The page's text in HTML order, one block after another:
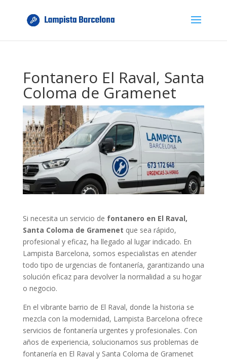
Fontanero El Raval, Santa
Coloma de Gramenet
Si necesita un servicio de fontanero en El Raval,
Santa Coloma de Gramenet que sea rápido,
profesional y eficaz, ha llegado al lugar indicado. En
Lampista Barcelona, somos especialistas en atender
todo tipo de urgencias de fontanería, garantizando una
solución eficaz para devolver la normalidad a su hogar
o negocio.
En el vibrante barrio de El Raval, donde la historia se
mezcla con la modernidad, Lampista Barcelona ofrece
servicios de fontanería urgentes y profesionales. Con
años de experiencia, solucionamos sus problemas de
fontanería en El Raval y Santa Coloma de Gramenet